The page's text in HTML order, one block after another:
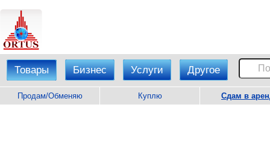
Товары Бизнес Услуги Другое
Продам/Обменяю Куплю Сдам в